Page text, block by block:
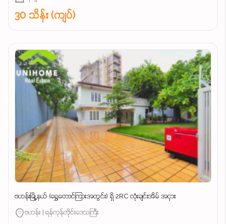
30 သိန်း (ကျပ်)
ဗဟန်းမြို့နယ် (ရွှေတောင်ကြားအတွင်း) ရှိ 2RC လုံးချင်းအိမ် အငှား
ဗဟန်း | ရန်ကုန်တိုင်းဒေသကြီး